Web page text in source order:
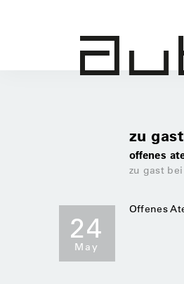
zu
offenes
zu gast
24
May
Offenes